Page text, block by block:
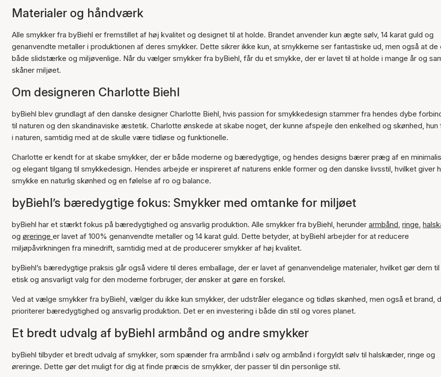
Materialer og håndværk
Alle smykker fra byBiehl er fremstillet af høj kvalitet og designet til at holde. Brandet anvender kun ægte sølv, 14 karat guld og
genanvendte metaller i produktionen af deres smykker. Dette sikrer ikke kun, at smykkerne ser fantastiske ud, men også at de
både slidstærke og miljøvenlige. Når du vælger smykker fra byBiehl, får du et smykke, der er lavet til at holde i mange år og
skåner miljøet.
Om designeren Charlotte Biehl
byBiehl blev grundlagt af den danske designer Charlotte Biehl, hvis passion for smykkedesign stammer fra hendes dybe
til naturen og den skandinaviske æstetik. Charlotte ønskede at skabe noget, der kunne afspejle den enkelhed og skønhed, hun
i naturen, samtidig med at de skulle være tidløse og funktionelle.
Charlotte er kendt for at skabe smykker, der er både moderne og bæredygtige, og hendes designs bærer præg af en
og elegant tilgang til smykkedesign. Hendes arbejde er inspireret af naturens enkle former og den danske livsstil, hvilket giver
smykke en naturlig skønhed og en følelse af ro og balance.
byBiehl’s bæredygtige fokus: Smykker med omtanke for miljøet
byBiehl har et stærkt fokus på bæredygtighed og ansvarlig produktion. Alle smykker fra byBiehl, herunder armbånd, ringe,
og øreringe er lavet af 100% genanvendte metaller og 14 karat guld. Dette betyder, at byBiehl arbejder for at reducere
miljøpåvirkningen fra minedrift, samtidig med at de producerer smykker af høj kvalitet.
byBiehl’s bæredygtige praksis går også videre til deres emballage, der er lavet af genanvendelige materialer, hvilket gør dem
etisk og ansvarligt valg for den moderne forbruger, der ønsker at gøre en forskel.
Ved at vælge smykker fra byBiehl, vælger du ikke kun smykker, der udstråler elegance og tidløs skønhed, men også et brand,
prioriterer bæredygtighed og ansvarlig produktion. Det er en investering i både din stil og vores planet.
Et bredt udvalg af byBiehl armbånd og andre smykker
byBiehl tilbyder et bredt udvalg af smykker, som spænder fra armbånd i sølv og armbånd i forgyldt sølv til halskæder, ringe og
øreringe. Dette gør det muligt for dig at finde præcis de smykker, der passer til din personlige stil.